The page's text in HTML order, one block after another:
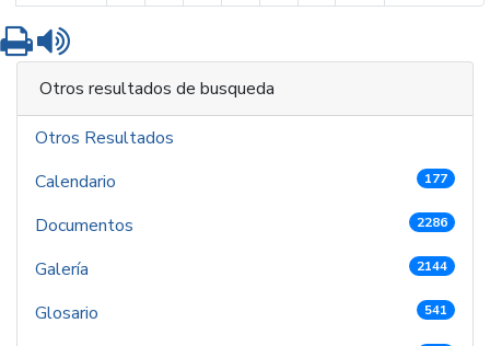
Imprimir
Otros resultados de busqueda
Otros Resultados
Calendario
177
Documentos 2286
Galería 2144
Glosario 541